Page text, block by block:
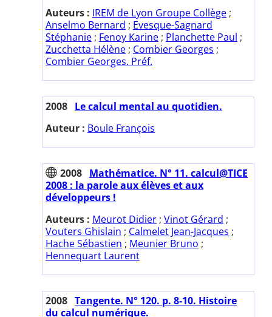
Auteurs : IREM de Lyon Groupe Collège ;
Anselmo Bernard ; Evesque-Sagnard
Stéphanie ; Fenoy Karine ; Planchette Paul ;
Zucchetta Hélène ; Combier Georges ;
Combier Georges. Préf.
2008 Le calcul mental au quotidien.
Auteur : Boule François
2008 Mathématice. N° 11. calcul@TICE
2008 : la parole aux élèves et aux
développeurs !
Auteurs : Meurot Didier ; Vinot Gérard ;
Vouters Ghislain ; Calmelet Jean-Jacques ;
Hache Sébastien ; Meunier Bruno ;
Hennequart Laurent
2008 Tangente. N° 120. p. 8-10. Histoire
du calcul numérique.